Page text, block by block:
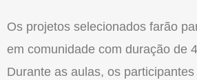
Os projetos selecionados farão
em comunidade com duração de
Durante as aulas, os